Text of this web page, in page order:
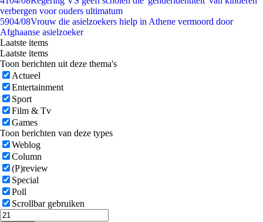
verbergen voor ouders ultimatum
5904/08Vrouw die asielzoekers hielp in Athene vermoord door
Afghaanse asielzoeker
Laatste items
Laatste items
Toon berichten uit deze thema's
Actueel
Entertainment
Sport
Film & Tv
Games
Toon berichten van deze types
Weblog
Column
(P)review
Special
Poll
Scrollbar gebruiken